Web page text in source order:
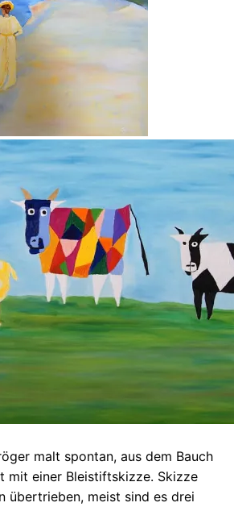
malt spontan, aus dem Bauch
mit einer Bleistiftskizze. Skizze
übertrieben, meist sind es drei